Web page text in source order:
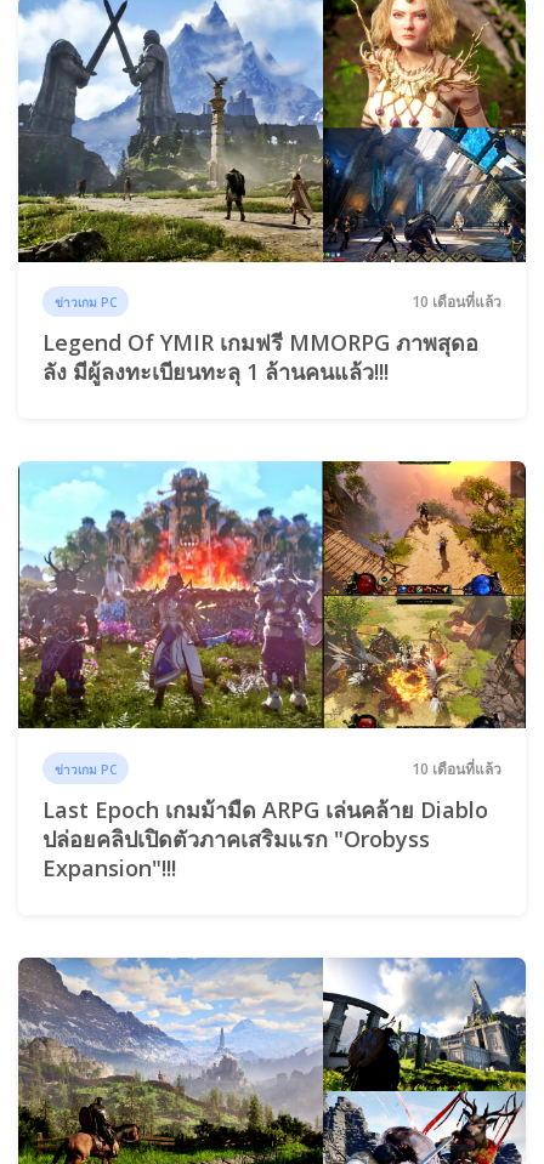
ข่าวเกม PC 10 เดือนที่แล้ว
Legend Of YMIR เกมฟรี MMORPG ภาพสุดอ
ลัง มีผู้ลงทะเบียนทะลุ 1 ล้านคนแล้ว!!!
ข่าวเกม PC 10 เดือนที่แล้ว
Last Epoch เกมม้ามืด ARPG เล่นคล้าย Diablo
ปล่อยคลิปเปิดตัวภาคเสริมแรก "Orobyss
Expansion"!!!